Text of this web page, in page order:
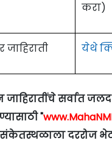
करा)
जाहिराती येथे
जाहिरातींचे सर्वात
"
संकेतस्थळाला दररोज भेट